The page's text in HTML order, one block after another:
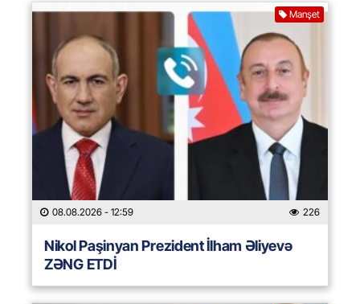
Manşet
08.08.2026 - 12:59 226
Nikol Paşinyan Prezident İlham Əliyevə
ZƏNG ETDİ